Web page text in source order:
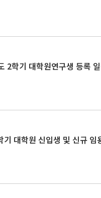
2학기 대학원연구생 등록